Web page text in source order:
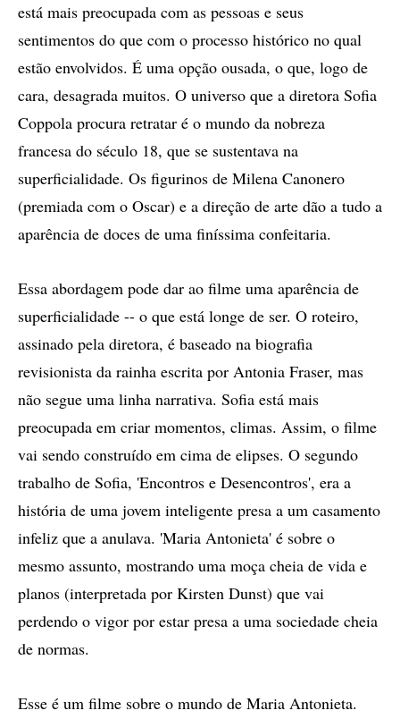
está mais preocupada com as pessoas e seus
sentimentos do que com o processo histórico no qual
estão envolvidos. É uma opção ousada, o que, logo de
cara, desagrada muitos. O universo que a diretora Sofia
Coppola procura retratar é o mundo da nobreza
francesa do século 18, que se sustentava na
superficialidade. Os figurinos de Milena Canonero
(premiada com o Oscar) e a direção de arte dão a tudo a
aparência de doces de uma finíssima confeitaria.
Essa abordagem pode dar ao filme uma aparência de
superficialidade -- o que está longe de ser. O roteiro,
assinado pela diretora, é baseado na biografia
revisionista da rainha escrita por Antonia Fraser, mas
não segue uma linha narrativa. Sofia está mais
preocupada em criar momentos, climas. Assim, o filme
vai sendo construído em cima de elipses. O segundo
trabalho de Sofia, 'Encontros e Desencontros', era a
história de uma jovem inteligente presa a um casamento
infeliz que a anulava. 'Maria Antonieta' é sobre o
mesmo assunto, mostrando uma moça cheia de vida e
planos (interpretada por Kirsten Dunst) que vai
perdendo o vigor por estar presa a uma sociedade cheia
de normas.
Esse é um filme sobre o mundo de Maria Antonieta.